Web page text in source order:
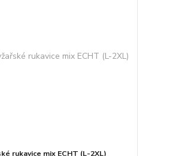
rukavice mix ECHT (L-2XL)